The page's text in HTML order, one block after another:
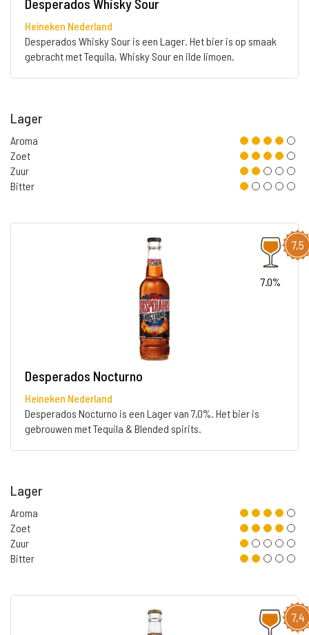
Desperados Whisky Sour
Heineken Nederland
Desperados Whisky Sour is een Lager. Het bier is op smaak
gebracht met Tequila, Whisky Sour en ilde limoen.
Lager
Aroma
Zoet
Zuur
Bitter
7,5
7.0%
Desperados Nocturno
Heineken Nederland
Desperados Nocturno is een Lager van 7,0%. Het bier is
gebrouwen met Tequila & Blended spirits.
Lager
Aroma
Zoet
Zuur
Bitter
7,4